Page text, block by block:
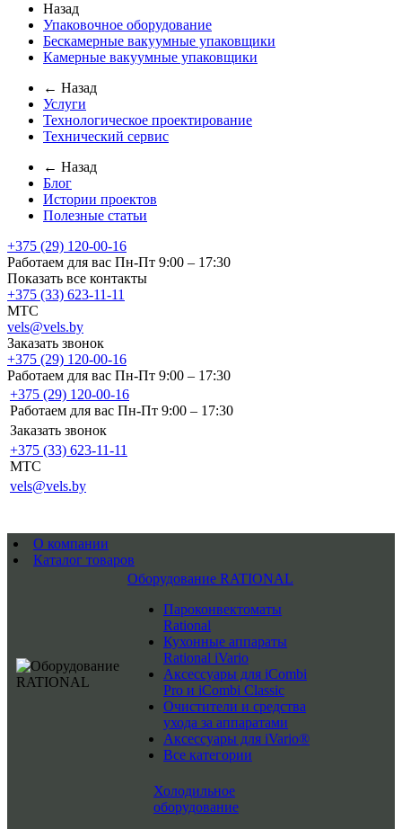
Назад
Упаковочное оборудование
Бескамерные вакуумные упаковщики
Камерные вакуумные упаковщики
← Назад
Услуги
Технологическое проектирование
Технический сервис
← Назад
Блог
Истории проектов
Полезные статьи
+375 (29) 120-00-16
Работаем для вас Пн-Пт 9:00 – 17:30
Показать все контакты
+375 (33) 623-11-11
MTC
vels@vels.by
Заказать звонок
+375 (29) 120-00-16
Работаем для вас Пн-Пт 9:00 – 17:30
+375 (29) 120-00-16
Работаем для вас Пн-Пт 9:00 – 17:30
Заказать звонок
+375 (33) 623-11-11
MTC
vels@vels.by
О компании
Каталог товаров
Оборудование RATIONAL
Пароконвектоматы
Rational
Кухонные аппараты
Rational iVario
Аксессуары для iCombi
Pro и iCombi Classic
Очистители и средства
ухода за аппаратами
Аксессуары для iVario®
Все категории
Холодильное
оборудование